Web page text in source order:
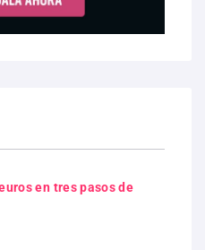
en tres pasos de